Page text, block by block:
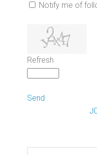
Notify me of
Refresh
Send